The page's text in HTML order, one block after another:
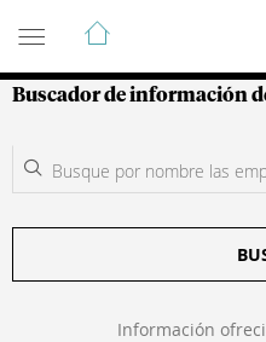
Guía de Empresas
Buscador de información
Información